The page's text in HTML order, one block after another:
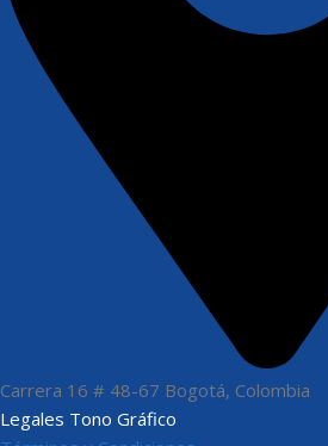
Carrera 16 # 48-67 Bogotá, Colombia
Legales Tono Gráfico